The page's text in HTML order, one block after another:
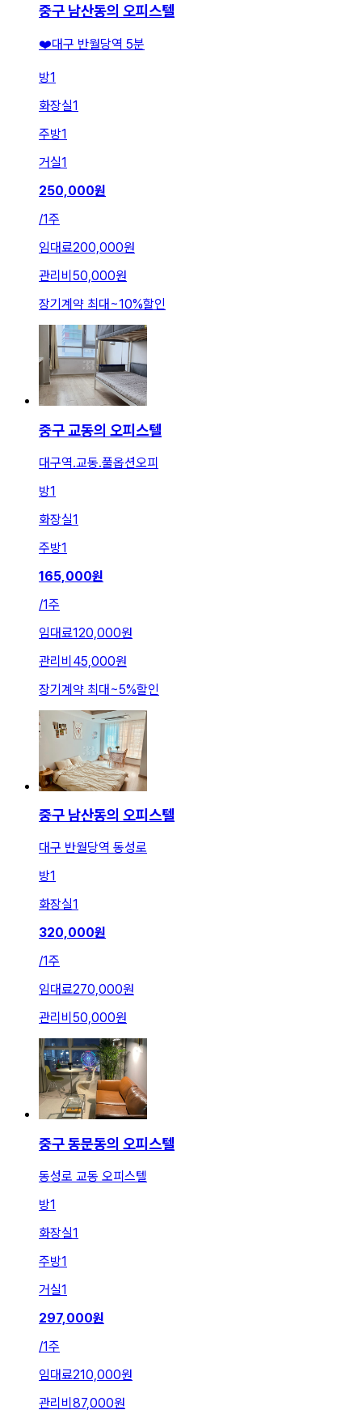
중구 남산동의 오피스텔
❤️대구 반월당역 5분
방1
화장실1
주방1
거실1
250,000원
/1주
임대료200,000원
관리비 50,000원
장기계약 최대 ~10%할인
중구 교동의 오피스텔
대구역.교동.풀옵션오피
방1
화장실1
주방1
165,000원
/1주
임대료120,000원
관리비 45,000원
장기계약 최대~5%할인
중구 남산동의 오피스텔
대구 반월당역 동성로
방1
화장실1
320,000원
/1주
임대료270,000원
관리비 50,000원
중구 동문동의 오피스텔
동성로 교동 오피스텔
방1
화장실1
주방1
거실1
297,000원
/1주
임대료210,000원
관리비 87,000원